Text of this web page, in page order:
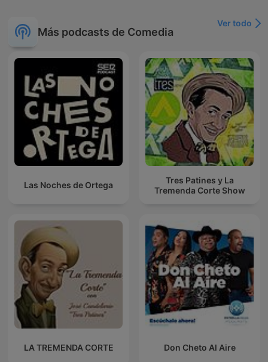
Más podcasts de Comedia
Ver todo
Las Noches de Ortega
Tres Patines y La
Tremenda Corte Show
LA TREMENDA CORTE Don Cheto Al Aire